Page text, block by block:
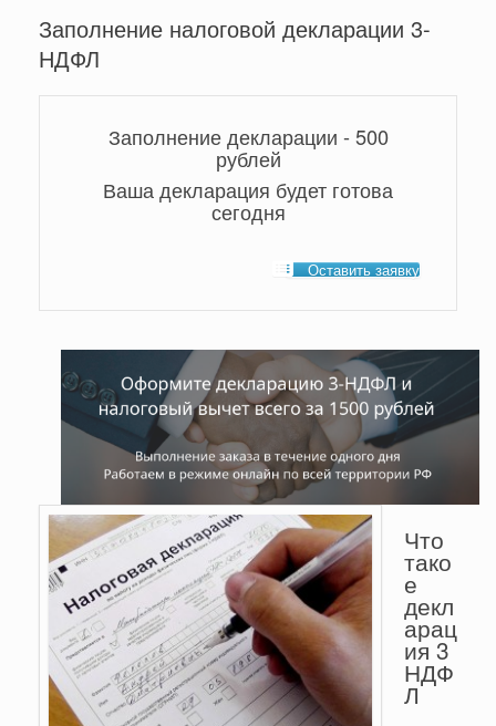
Заполнение налоговой декларации 3-
НДФЛ
Заполнение декларации - 500
рублей
Ваша декларация будет готова
сегодня
Оставить заявку
Что
тако
е
декл
арац
ия 3
НДФ
Л